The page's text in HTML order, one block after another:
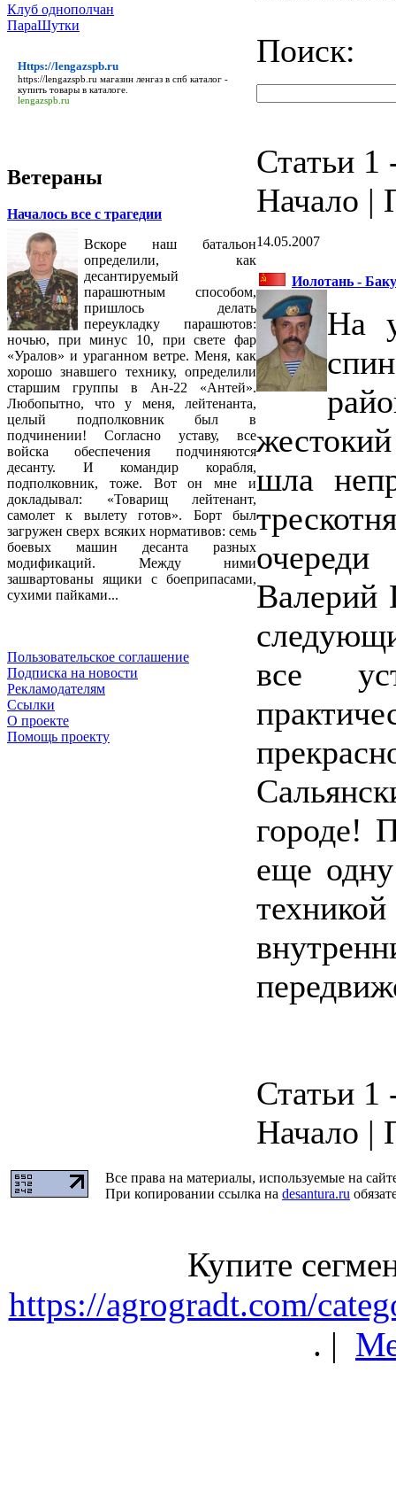
Клуб однополчан
ПараШутки
Https://lengazspb.ru
https://lengazspb.ru магазин ленгаз в спб каталог -
купить товары в каталоге.
lengazspb.ru
Ветераны
Началось все с трагедии
Вскоре наш батальон
определили, как
десантируемый
парашютным способом,
пришлось делать
переукладку парашютов:
ночью, при минус 10, при свете фар
«Уралов» и ураганном ветре. Меня, как
хорошо знавшего технику, определили
старшим группы в Ан-22 «Антей».
Любопытно, что у меня, лейтенанта,
целый подполковник был в
подчинении! Согласно уставу, все
войска обеспечения подчиняются
десанту. И командир корабля,
подполковник, тоже. Вот он мне и
докладывал: «Товарищ лейтенант,
самолет к вылету готов». Борт был
загружен сверх всяких нормативов: семь
боевых машин десанта разных
модификаций. Между ними
зашвартованы ящики с боеприпасами,
сухими пайками...
Пользовательское соглашение
Подписка на новости
Рекламодателям
Ссылки
О проекте
Помощь проекту
Поиск:
Статьи 1
Начало |
14.05.2007
Иолотань - Баку
На
шла
очереди
Валерий
все
городе!
еще
Статьи 1
Начало |
Все права на материалы, используемые на
При копировании ссылка на desantura.ru
Купите
https://agrogradt.com/
. |